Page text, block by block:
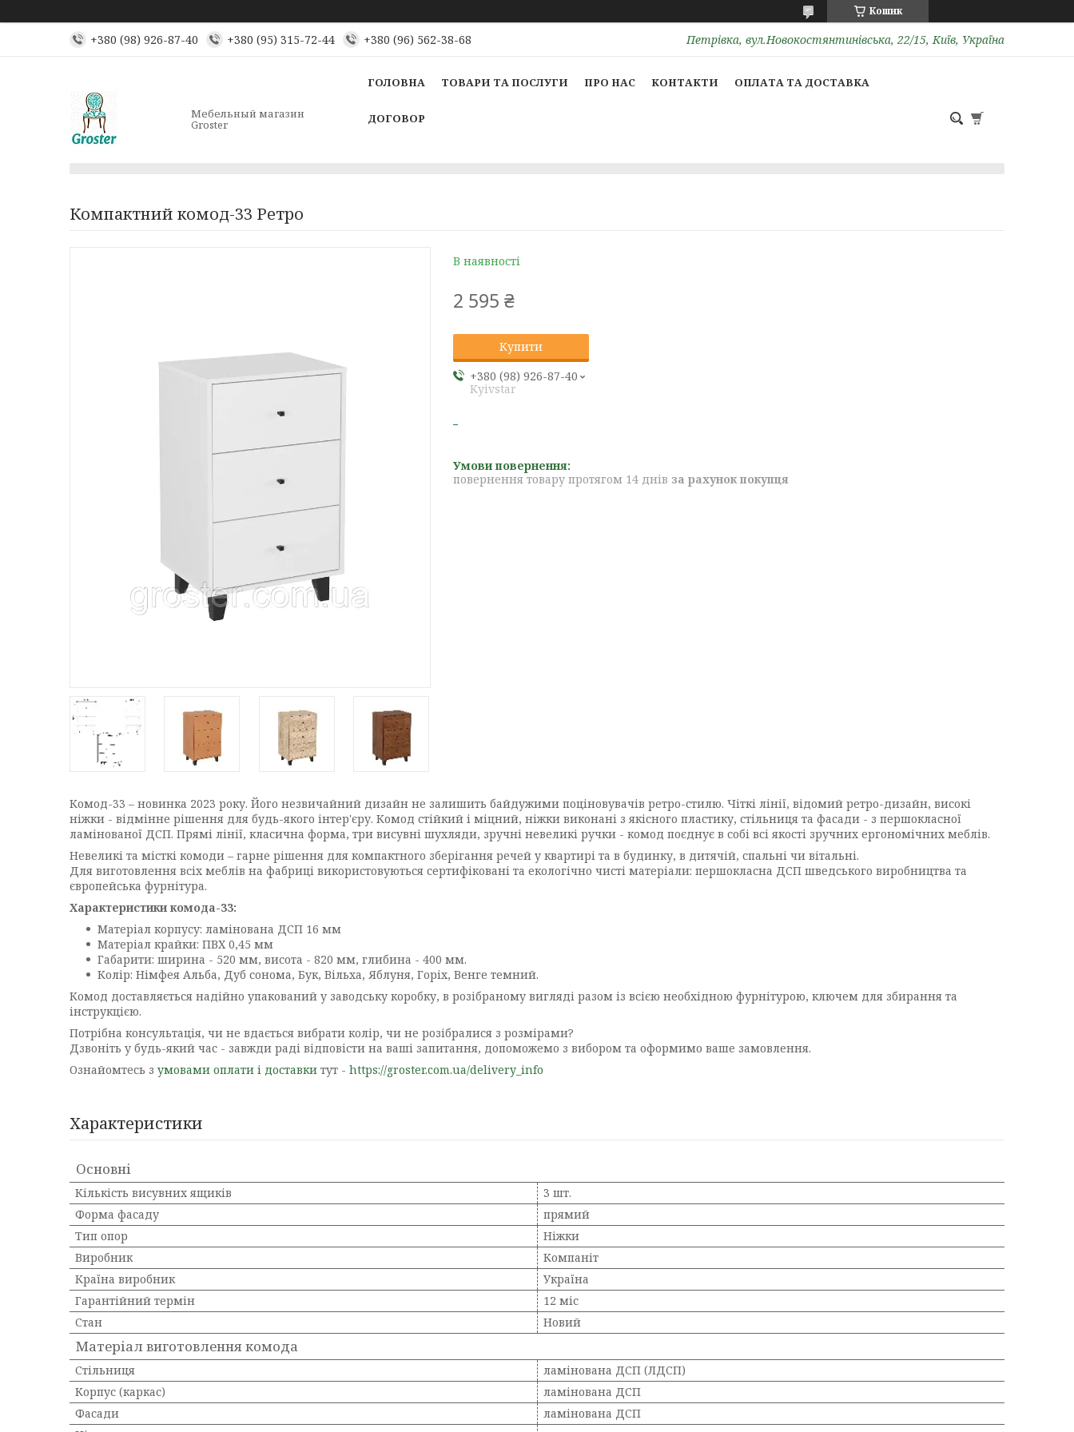
Кошик
+380 (98) 926-87-40 +380 (95) 315-72-44 +380 (96) 562-38-68 Петрівка, вул.Новокостянтинівська, 22/15, Київ, Україна
Мебельный магазин
Groster
ГОЛОВНА ТОВАРИ ТА ПОСЛУГИ ПРО НАС КОНТАКТИ ОПЛАТА ТА ДОСТАВКА
ДОГОВОР
Компактний комод-33 Ретро
В наявності
2 595 ₴
Купити
+380 (98) 926-87-40
Kyivstar
повернення товару протягом 14 днів за рахунок покупця
Комод-33 – новинка 2023 року. Його незвичайний дизайн не залишить байдужими поціновувачів ретро-стилю. Чіткі лінії, відомий ретро-дизайн, високі
ніжки - відмінне рішення для будь-якого інтер'єру. Комод стійкий і міцний, ніжки виконані з якісного пластику, стільниця та фасади - з першокласної
ламінованої ДСП. Прямі лінії, класична форма, три висувні шухляди, зручні невеликі ручки - комод поєднує в собі всі якості зручних ергономічних меблів.
Невеликі та місткі комоди – гарне рішення для компактного зберігання речей у квартирі та в будинку, в дитячій, спальні чи вітальні.
Для виготовлення всіх меблів на фабриці використовуються сертифіковані та екологічно чисті матеріали: першокласна ДСП шведського виробництва та
європейська фурнітура.
Характеристики комода-33:
Матеріал корпусу: ламінована ДСП 16 мм
Матеріал крайки: ПВХ 0,45 мм
Габарити: ширина - 520 мм, висота - 820 мм, глибина - 400 мм.
Колір: Німфея Альба, Дуб сонома, Бук, Вільха, Яблуня, Горіх, Венге темний.
Комод доставляється надійно упакований у заводську коробку, в розібраному вигляді разом із всією необхідною фурнітурою, ключем для збирання та
інструкцією.
Потрібна консультація, чи не вдається вибрати колір, чи не розібралися з розмірами?
Дзвоніть у будь-який час - завжди раді відповісти на ваші запитання, допоможемо з вибором та оформимо ваше замовлення.
Ознайомтесь з умовами оплати і доставки тут - https://groster.com.ua/delivery_info
Характеристики
Основні
Кількість висувних ящиків
3 шт.
Форма фасаду
прямий
Тип опор
Ніжки
Виробник
Компаніт
Країна виробник
Україна
Гарантійний термін
12 міс
Стан
Новий
Матеріал виготовлення комода
Стільниця
ламінована ДСП (ЛДСП)
Корпус (каркас)
ламінована ДСП
Фасади
ламінована ДСП